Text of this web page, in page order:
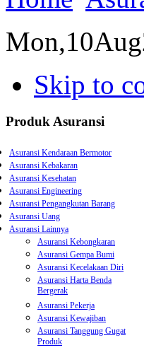
Mon,10Aug
Skip to
Produk Asuransi
Asuransi Kendaraan Bermotor
Asuransi Kebakaran
Asuransi Kesehatan
Asuransi Engineering
Asuransi Pengangkutan Barang
Asuransi Uang
Asuransi Lainnya
Asuransi Kebongkaran
Asuransi Gempa Bumi
Asuransi Kecelakaan Diri
Asuransi Harta Benda
Bergerak
Asuransi Pekerja
Asuransi Kewajiban
Asuransi Tanggung Gugat
Produk